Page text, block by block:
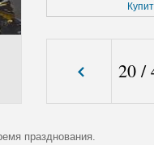
20/
празднования.